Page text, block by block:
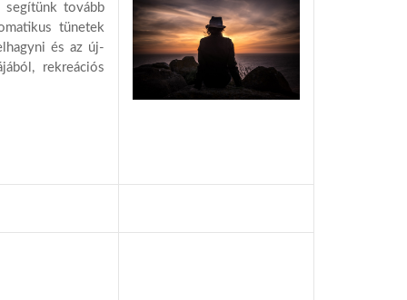
segítünk tovább
tünetek
és az új-
rekreációs